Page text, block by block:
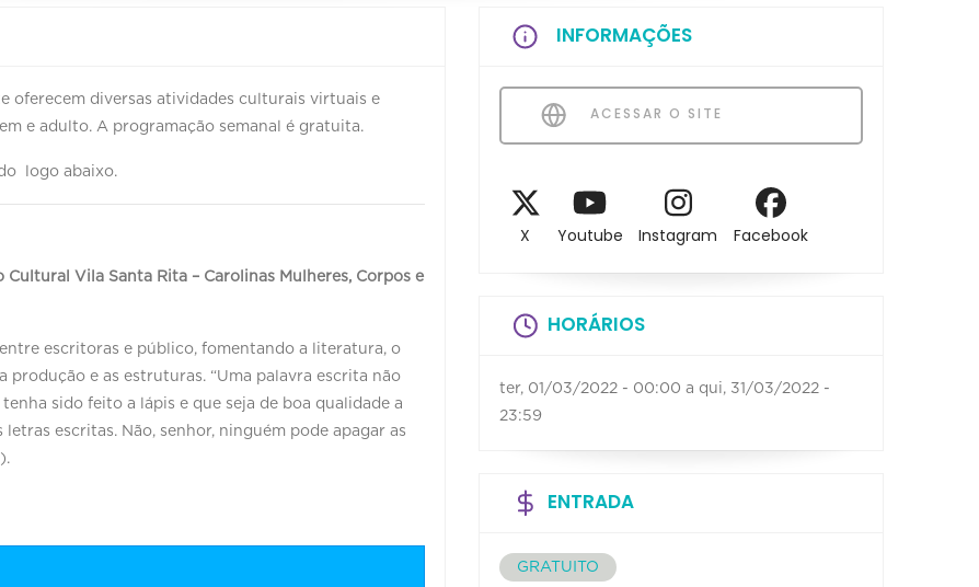
oferecem diversas atividades culturais virtuais e
e adulto. A programação semanal é gratuita.
logo abaixo.
Cultural Vila Santa Rita – Carolinas Mulheres, Corpos e
escritoras e público, fomentando a literatura, o
produção e as estruturas. “Uma palavra escrita não
sido feito a lápis e que seja de boa qualidade a
escritas. Não, senhor, ninguém pode apagar as
INFORMAÇÕES
ACESSAR O SITE
X Youtube Instagram Facebook
HORÁRIOS
ter, 01/03/2022 - 00:00 a qui, 31/03/2022 -
23:59
ENTRADA
GRATUITO